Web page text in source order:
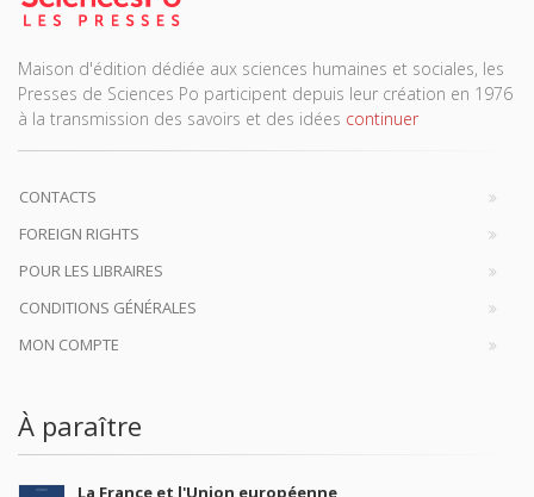
Maison d'édition dédiée aux sciences humaines et sociales, les
Presses de Sciences Po participent depuis leur création en 1976
à la transmission des savoirs et des idées continuer
CONTACTS
FOREIGN RIGHTS
POUR LES LIBRAIRES
CONDITIONS GÉNÉRALES
MON COMPTE
À paraître
La France et l'Union européenne